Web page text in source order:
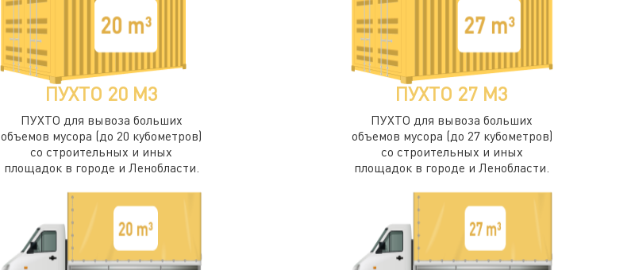
ПУХТО 20 М3
ПУХТО для вывоза больших
объемов мусора (до 20 кубометров)
со строительных и иных
площадок в городе и Ленобласти.
ПУХТО 27 М3
ПУХТО для вывоза больших
объемов мусора (до 27 кубометров)
со строительных и иных
площадок в городе и Ленобласти.